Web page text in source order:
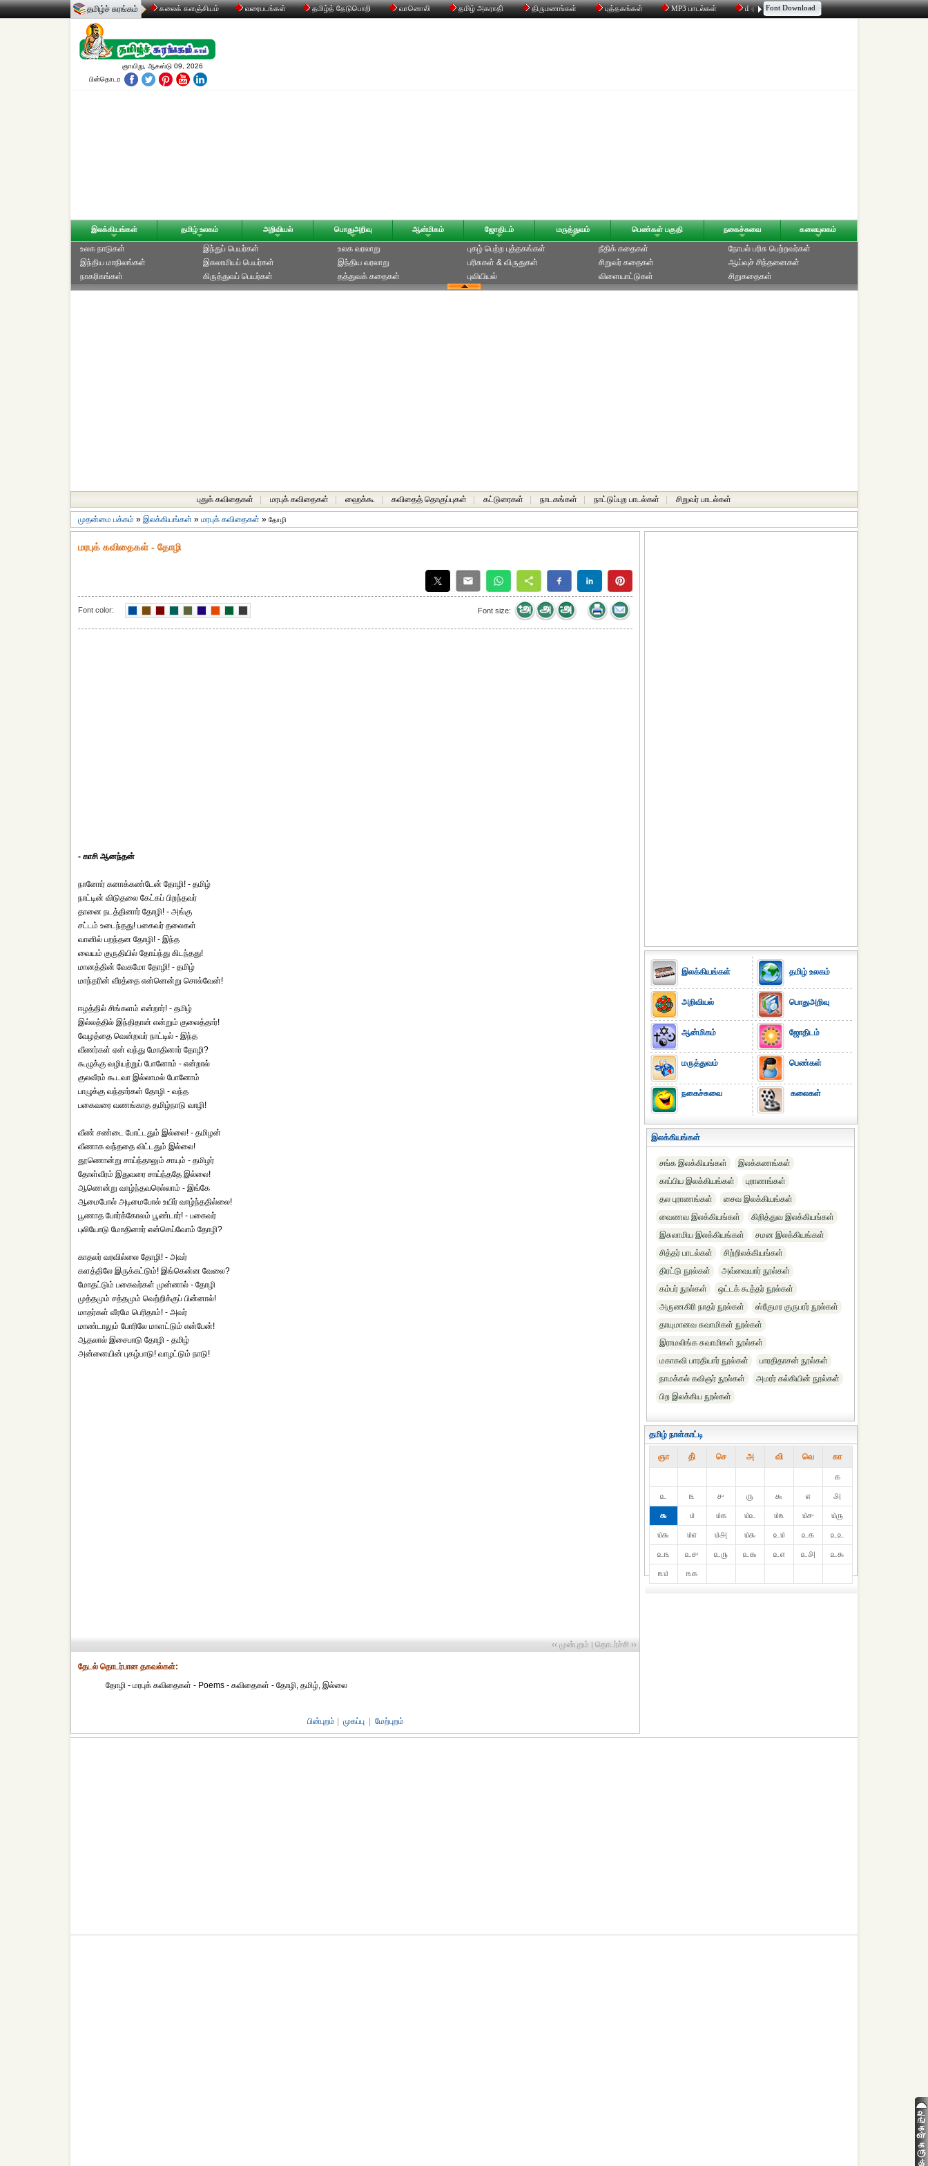
தமிழ்ச் சுரங்கம் கலைக் களஞ்சியம் வரைபடங்கள் தமிழ்த் தேடுபொறி வானொலி தமிழ் அகராதி் திருமணங்கள் புத்தகங்கள் MP3 பாடல்கள் மின்னஞ்சல் திரட்டி உரையாடல்
Font Download
ஞாயிறு, ஆகஸ்டு 09, 2026
பின்தொடர
இலக்கியங்கள் தமிழ் உலகம் அறிவியல் பொதுஅறிவு ஆன்மிகம் ஜோதிடம் மருத்துவம் பெண்கள் பகுதி நகைச்சுவை கலையுலகம்
உலக நாடுகள்
இந்திய மாநிலங்கள்
நாகரிகங்கள்
இந்துப் பெயர்கள்
இசுலாமியப் பெயர்கள்
கிருத்துவப் பெயர்கள்
உலக வரலாறு
இந்திய வரலாறு
தத்துவக் கதைகள்
புகழ் பெற்ற புத்தகங்கள்
பரிசுகள் & விருதுகள்
புவியியல்
நீதிக் கதைகள்
சிறுவர் கதைகள்
விளையாட்டுகள்
நோபல் பரிசு‎ பெற்றவர்‎கள்
ஆய்வுச் சிந்தனைகள்
சிறுகதைகள்
புதுக் கவிதைகள் மரபுக் கவிதைகள் ஹைக்கூ கவிதைத் தொகுப்புகள் கட்டுரைகள் நாடகங்கள் நாட்டுப்புற பாடல்கள் சிறுவர் பாடல்கள்
முதன்மை பக்கம் » இலக்கியங்கள் » மரபுக் கவிதைகள் » தோழி
மரபுக் கவிதைகள் - தோழி
Font color: Font size:
- காசி ஆனந்தன்
நானோர் கனாக்கண்டேன் தோழி! - தமிழ்
நாட்டின் விடுதலை கேட்கப் பிறந்தவர்
தானை நடத்தினார் தோழி! - அங்கு
சட்டம் உடைந்தது! பகைவர் தலைகள்
வானில் பறந்தன தோழி! - இந்த
வையம் குருதியில் தோய்ந்து கிடந்தது!
மானத்தின் வேகமோ தோழி! - தமிழ்
மாந்தரின் வீரத்தை என்னென்று சொல்வேன்!
ஈழத்தில் சிங்களம் என்றார்! - தமிழ்
இல்லத்தில் இந்திதான் என்றும் குலைத்தார்!
வேழத்தை வென்றவர் நாட்டில் - இந்த
வீணர்கள் ஏன் வந்து மோதினார் தோழி?
கூழுக்கு வழியற்றுப் போனோம் - என்றால்
குலவீரம் கூடவா இல்லாமல் போனோம்
பாழுக்கு வந்தார்கள் தோழி - வந்த
பகைவரை வணங்காத தமிழ்நாடு வாழி!
வீண் சண்டை போட்டதும் இல்லை! - தமிழன்
வீணாக வந்ததை விட்டதும் இல்லை!
தூணொன்று சாய்ந்தாலும் சாயும் - தமிழர்
தோள்வீரம் இதுவரை சாய்ந்ததே இல்லை!
ஆணென்று வாழ்ந்தவரெல்லாம் - இங்கே
ஆமைபோல் அடிமைபோல் உயிர் வாழ்ந்ததில்லை!
பூணாத போர்க்கோலம் பூண்டார்! - பகைவர்
புலியோடு மோதினார் என்செய்வோம் தோழி?
காதலர் வரவில்லை தோழி! - அவர்
களத்திலே இருக்கட்டும்! இங்கென்ன வேலை?
மோதட்டும் பகைவர்கள் முன்னால் - தோழி
முத்தமும் சத்தமும் வெற்றிக்குப் பின்னால்!
மாதர்கள் வீரமே பெரிதாம்! - அவர்
மாண்டாலும் போரிலே மாளட்டும் என்பேன்!
ஆதலால் இசைபாடு தோழி - தமிழ்
அன்னையின் புகழ்பாடு! வாழட்டும் நாடு!
‹‹ முன்புறம் | தொடர்ச்சி ››
தேட‌ல் தொட‌ர்பான தகவ‌ல்க‌ள்:
தோழி - மரபுக் கவிதைகள் - Poems - கவிதைகள் - தோழி, தமிழ், இல்லை
பின்புறம் முகப்பு மேற்புறம்
இலக்கியங்கள்
அறிவியல்
ஆன்மிகம்
மருத்துவம்
நகைச்சுவை
தமிழ் உலகம்
பொதுஅறிவு
ஜோதிடம்
பெண்கள்
கலைகள்
இலக்கியங்கள்
சங்க இலக்கியங்கள்
இலக்கணங்கள்
காப்பிய இலக்கியங்கள்
புராணங்கள்
தல புராணங்கள்
சைவ இலக்கியங்கள்
வைணவ இலக்கியங்கள்
கிறித்துவ இலக்கியங்கள்
இசுலாமிய இலக்கியங்கள்
சமன இலக்கியங்கள்
சித்தர் பாடல்கள்
சிற்றிலக்கியங்கள்
திரட்டு நூல்கள்
அவ்வையார் நூல்கள்
கம்பர் நூல்கள்
ஒட்டக் கூத்தர் நூல்கள்
அருணகிரி நாதர் நூல்கள்
ஸ்ரீகுமர குருபரர் நூல்கள்
தாயுமானவ சுவாமிகள் நூல்கள்
இராமலிங்க சுவாமிகள் நூல்கள்
மகாகவி பாரதியார் நூல்கள்
பாரதிதாசன் நூல்கள்
நாமக்கல் கவிஞர் நூல்கள்
அமரர் கல்கியின் நூல்கள்
பிற இலக்கிய நூல்கள்
தமிழ் நாள்காட்டி
ஞா தி் செ அ வி வெ கா
௧
௨
௩ ௪ ௫ ௬ ௭
௮
௯
௰ ௰௧ ௰௨ ௰௩ ௰௪
௰௫
௰௬
௰௭ ௰௮ ௰௯ ௨௰ ௨௧
௨௨
௨௩
௨௪ ௨௫ ௨௬ ௨௭ ௨௮
௨௯
௩௰
௩௧